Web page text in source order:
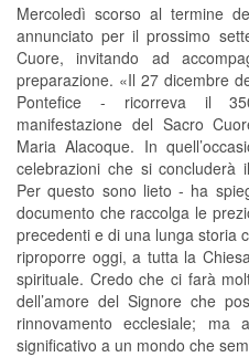
Mercoledì scorso al termine
annunciato per il prossimo
Cuore, invitando ad
preparazione. «Il 27 dicembre
Pontefice - ricorreva il
manifestazione del Sacro
Maria Alacoque. In
celebrazioni che si
Per questo sono lieto - ha
documento che raccolga le
precedenti e di una lunga storia
riproporre oggi, a tutta la
spirituale. Credo che ci farà
dell’amore del Signore che
rinnovamento ecclesiale;
significativo a un mondo che